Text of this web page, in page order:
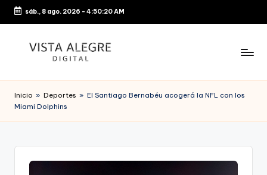
Saltar
contenido
sáb., 8 ago. 2026 - 4:50:20 AM
Inicio » Deportes » El Santiago Bernabéu acogerá la NFL con los
Miami Dolphins